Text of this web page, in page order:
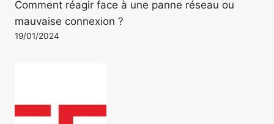
Comment réagir face à une panne réseau ou
mauvaise connexion ?
19/01/2024